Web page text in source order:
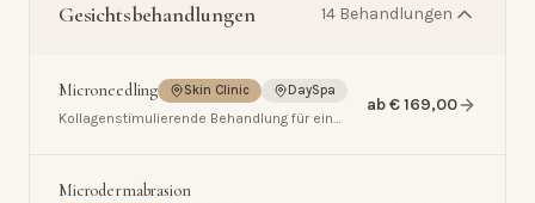
Gesichtsbehandlungen 14 Behandlungen
Microneedling Skin Clinic DaySpa
Kollagenstimulierende Behandlung für ein
ab € 169,00
Microdermabrasion